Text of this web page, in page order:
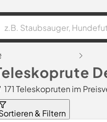
171 Teleskopruten im
& Filtern